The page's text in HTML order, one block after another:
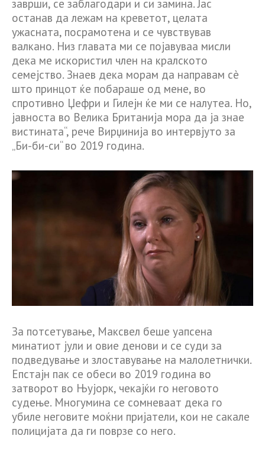
заврши, се заблагодари и си замина. Јас
останав да лежам на креветот, целата
ужасната, посрамотена и се чувствував
валкано. Низ главата ми се појавуваа мисли
дека ме искористил член на кралското
семејство. Знаев дека морам да направам сè
што принцот ќе побараше од мене, во
спротивно Џефри и Гилејн ќе ми се налутеа. Но,
јавноста во Велика Британија мора да ја знае
вистината“, рече Вирџинија во интервјуто за
„Би-би-си“ во 2019 година.
За потсетување, Максвел беше уапсена
минатиот јули и овие денови и се суди за
подведување и злоставување на малолетнички.
Епстајн пак се обеси во 2019 година во
затворот во Њујорк, чекајќи го неговото
судење. Многумина се сомневаат дека го
убиле неговите моќни пријатели, кои не сакале
полицијата да ги поврзе со него.